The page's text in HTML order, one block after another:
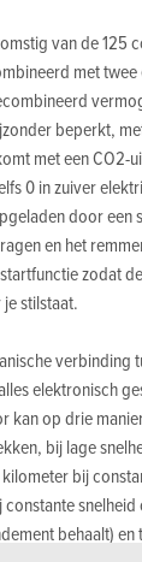
van de 125
met
beperkt,
met een CO2-
0 in zuiver
door een
en het
zodat
stilstaat.
verbinding
elektronisch
kan op drie
bij lage
bij
behaalt) en